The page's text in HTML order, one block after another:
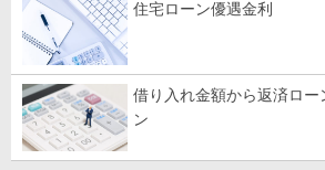
住宅ローン優遇金利
借り入れ金額から返済ロー
ン